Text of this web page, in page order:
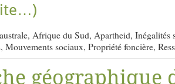
, Afrique du Sud, Apartheid, Inégalités
, Mouvements sociaux, Propriété foncière,
géographique